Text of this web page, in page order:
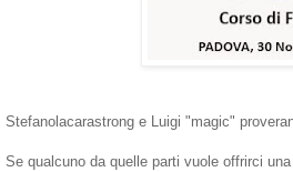
Stefanolacarastrong e Luigi "magic"
Se qualcuno da quelle parti vuole offrirci